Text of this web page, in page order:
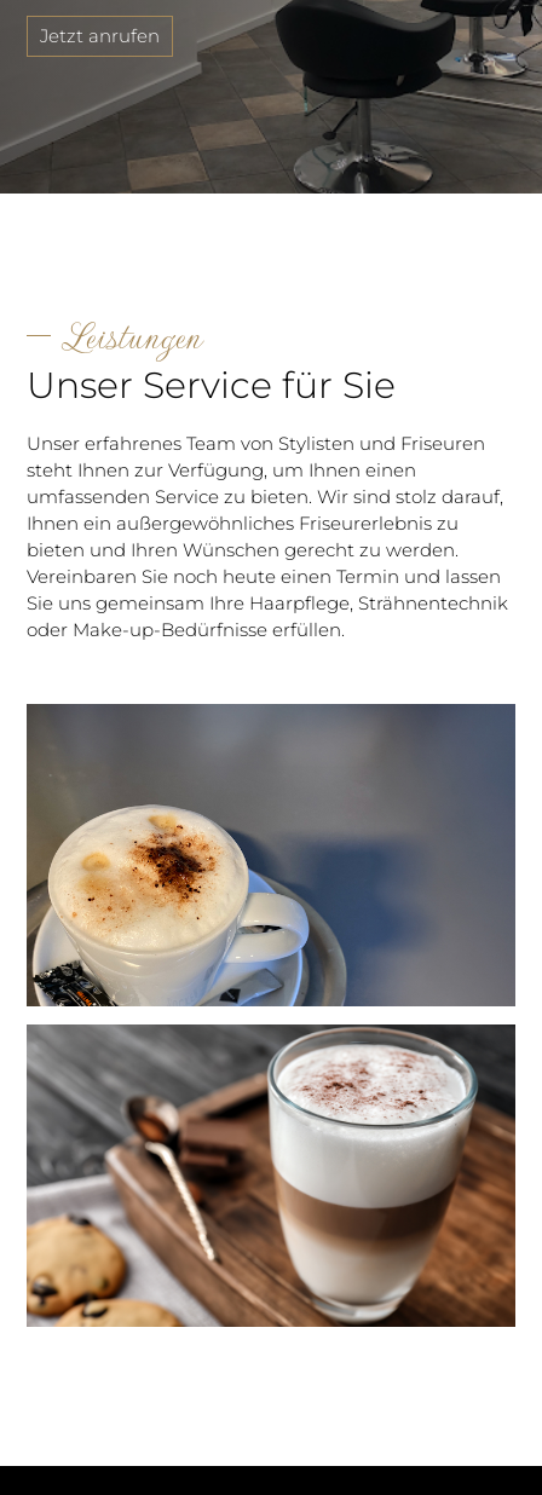
Jetzt anrufen
Leistungen
Unser Service für Sie
Unser erfahrenes Team von Stylisten und Friseuren
steht Ihnen zur Verfügung, um Ihnen einen
umfassenden Service zu bieten. Wir sind stolz darauf,
Ihnen ein außergewöhnliches Friseurerlebnis zu
bieten und Ihren Wünschen gerecht zu werden.
Vereinbaren Sie noch heute einen Termin und lassen
Sie uns gemeinsam Ihre Haarpflege, Strähnentechnik
oder Make-up-Bedürfnisse erfüllen.